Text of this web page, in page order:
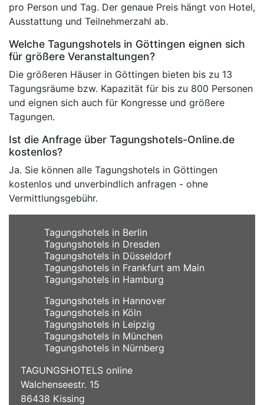
pro Person und Tag. Der genaue Preis hängt von Hotel,
Ausstattung und Teilnehmerzahl ab.
Welche Tagungshotels in Göttingen eignen sich
für größere Veranstaltungen?
Die größeren Häuser in Göttingen bieten bis zu 13
Tagungsräume bzw. Kapazität für bis zu 800 Personen
und eignen sich auch für Kongresse und größere
Tagungen.
Ist die Anfrage über Tagungshotels-Online.de
kostenlos?
Ja. Sie können alle Tagungshotels in Göttingen
kostenlos und unverbindlich anfragen - ohne
Vermittlungsgebühr.
Tagungshotels in Berlin
Tagungshotels in Dresden
Tagungshotels in Düsseldorf
Tagungshotels in Frankfurt am Main
Tagungshotels in Hamburg
Tagungshotels in Hannover
Tagungshotels in Köln
Tagungshotels in Leipzig
Tagungshotels in München
Tagungshotels in Nürnberg
TAGUNGSHOTELS online
Walchenseestr. 15
86438 Kissing